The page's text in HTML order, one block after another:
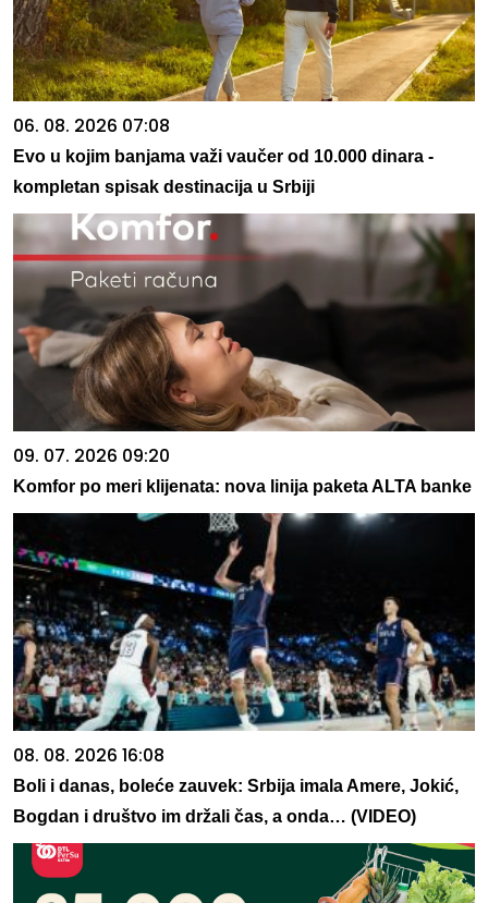
06. 08. 2026 07:08
Evo u kojim banjama važi vaučer od 10.000 dinara -
kompletan spisak destinacija u Srbiji
09. 07. 2026 09:20
Komfor po meri klijenata: nova linija paketa ALTA banke
08. 08. 2026 16:08
Boli i danas, boleće zauvek: Srbija imala Amere, Jokić,
Bogdan i društvo im držali čas, a onda… (VIDEO)